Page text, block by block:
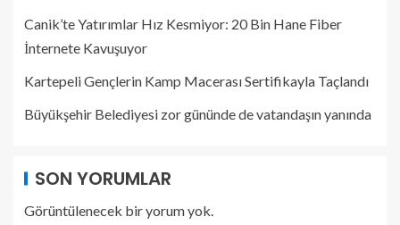
Canik’te Yatırımlar Hız Kesmiyor: 20 Bin Hane Fiber
İnternete Kavuşuyor
Kartepeli Gençlerin Kamp Macerası Sertifikayla Taçlandı
Büyükşehir Belediyesi zor gününde de vatandaşın yanında
SON YORUMLAR
Görüntülenecek bir yorum yok.